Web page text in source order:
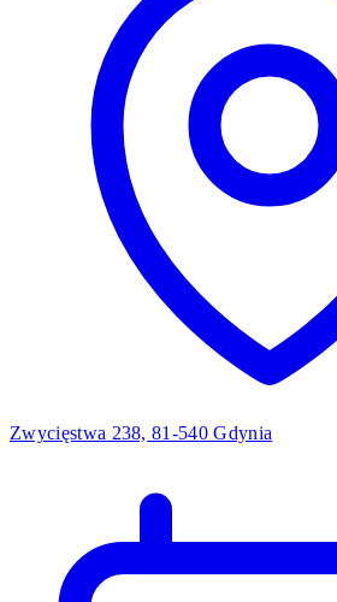
Zwycięstwa 238, 81-540 Gdynia